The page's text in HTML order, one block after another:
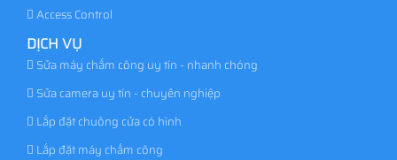
Access Control
DỊCH VỤ
Sửa máy chấm công uy tín - nhanh chóng
Sửa camera uy tín - chuyên nghiệp
Lắp đặt chuông cửa có hình
Lắp đặt máy chấm công